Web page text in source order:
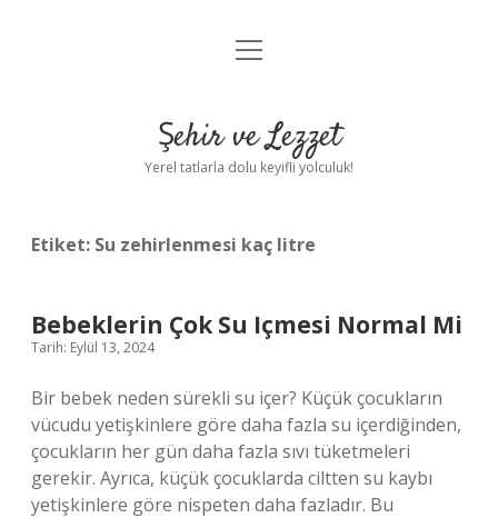
Anasayfa
Yasal Uyarı
menüyü
Şehir ve Lezzet
Yerel tatlarla dolu keyifli yolculuk!
Etiket: Su zehirlenmesi kaç litre
Bebeklerin Çok Su Içmesi Normal Mi
Tarih: Eylül 13, 2024
Bir bebek neden sürekli su içer? Küçük çocukların
vücudu yetişkinlere göre daha fazla su içerdiğinden,
çocukların her gün daha fazla sıvı tüketmeleri
gerekir. Ayrıca, küçük çocuklarda ciltten su kaybı
yetişkinlere göre nispeten daha fazladır. Bu